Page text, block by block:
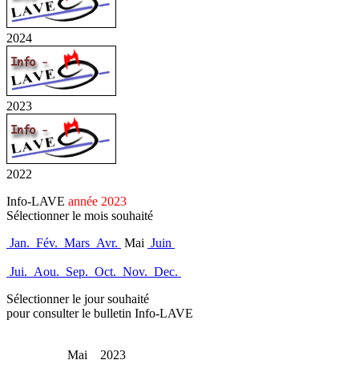
2024
2023
2022
Info-LAVE année 2023
Sélectionner le mois souhaité
Jan. Fév. Mars Avr. Mai Juin
Jui. Aou. Sep. Oct. Nov. Dec.
Sélectionner le jour souhaité
pour consulter le bulletin Info-LAVE
Mai 2023